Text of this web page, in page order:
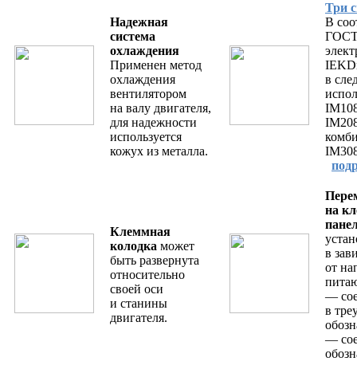
Надежная
система
охлаждения
Применен метод
охлаждения
вентилятором
на валу двигателя,
для надежности
используется
кожух из металла.
Три
В
в
Клеммная
колодка может
быть развернута
относительно
своей оси
и станины
двигателя.
на
в
от
—
в
—